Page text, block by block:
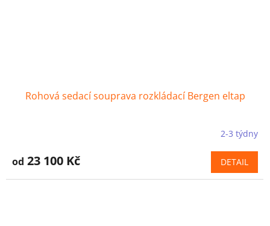
Rohová sedací souprava rozkládací Bergen eltap
2-3 týdny
od 23 100 Kč DETAIL